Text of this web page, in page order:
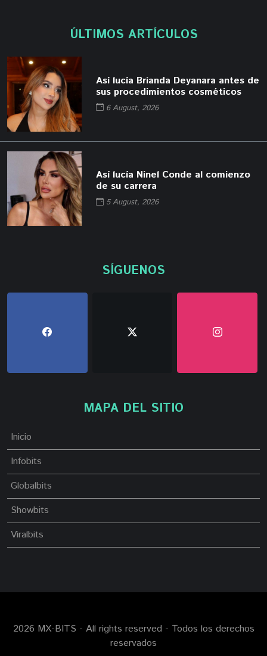
ÚLTIMOS ARTÍCULOS
Así lucía Brianda Deyanara antes de
sus procedimientos cosméticos
6 August, 2026
Así lucía Ninel Conde al comienzo
de su carrera
5 August, 2026
SÍGUENOS
MAPA DEL SITIO
Inicio
Infobits
Globalbits
Showbits
Viralbits
2026 MX-BITS - All rights reserved - Todos los derechos
reservados